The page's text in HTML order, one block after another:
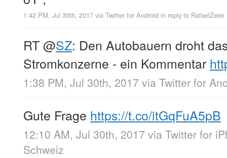
1:42 PM, Jul 30th, 2017 via Twitter for Android in reply to RafaelZeier
RT@SZ: Den Autobauern droht
Stromkonzerne - ein Kommentar
1:38 PM, Jul 30th, 2017 via Twitter for
Gute Frage https://t.co/itGqFuA5pB
12:10 AM, Jul 30th, 2017 via Twitter for
Schweiz